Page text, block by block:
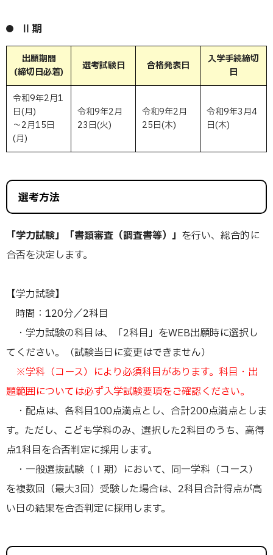
Ⅱ期
出願期間
(締切日必着)
選考試験日 合格発表日
入学手続締切
日
令和9年2月1
日(月)
～2月15日
(月)
令和9年2月
23日(火)
令和9年2月
25日(木)
令和9年3月4
日(木)
選考方法
「学力試験」「書類審査（調査書等）」 を行い、総合的に
合否を決定します。
【学力試験】
時間：120分／2科目
・学⼒試験の科⽬は、「2科⽬」をWEB出願時に選択し
てください。（試験当日に変更はできません）
※学科（コース）により必須科⽬があります。科目・出
題範囲については必ず入学試験要項をご確認ください。
・配点は、各科⽬100点満点とし、合計200点満点としま
す。ただし、こども学科のみ、選択した2科⽬のうち、⾼得
点1科⽬を合否判定に採⽤します。
・⼀般選抜試験（Ⅰ期）において、同⼀学科（コース）
を複数回（最⼤3回）受験した場合は、2科⽬合計得点が⾼
い⽇の結果を合否判定に採⽤します。